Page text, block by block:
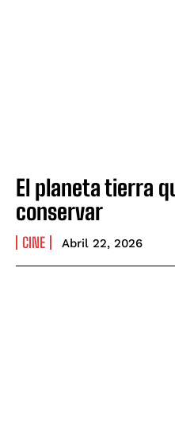
El planeta tierra
conservar
CINE Abril 22, 2026